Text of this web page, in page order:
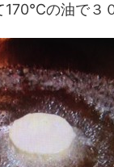
170℃の油で３